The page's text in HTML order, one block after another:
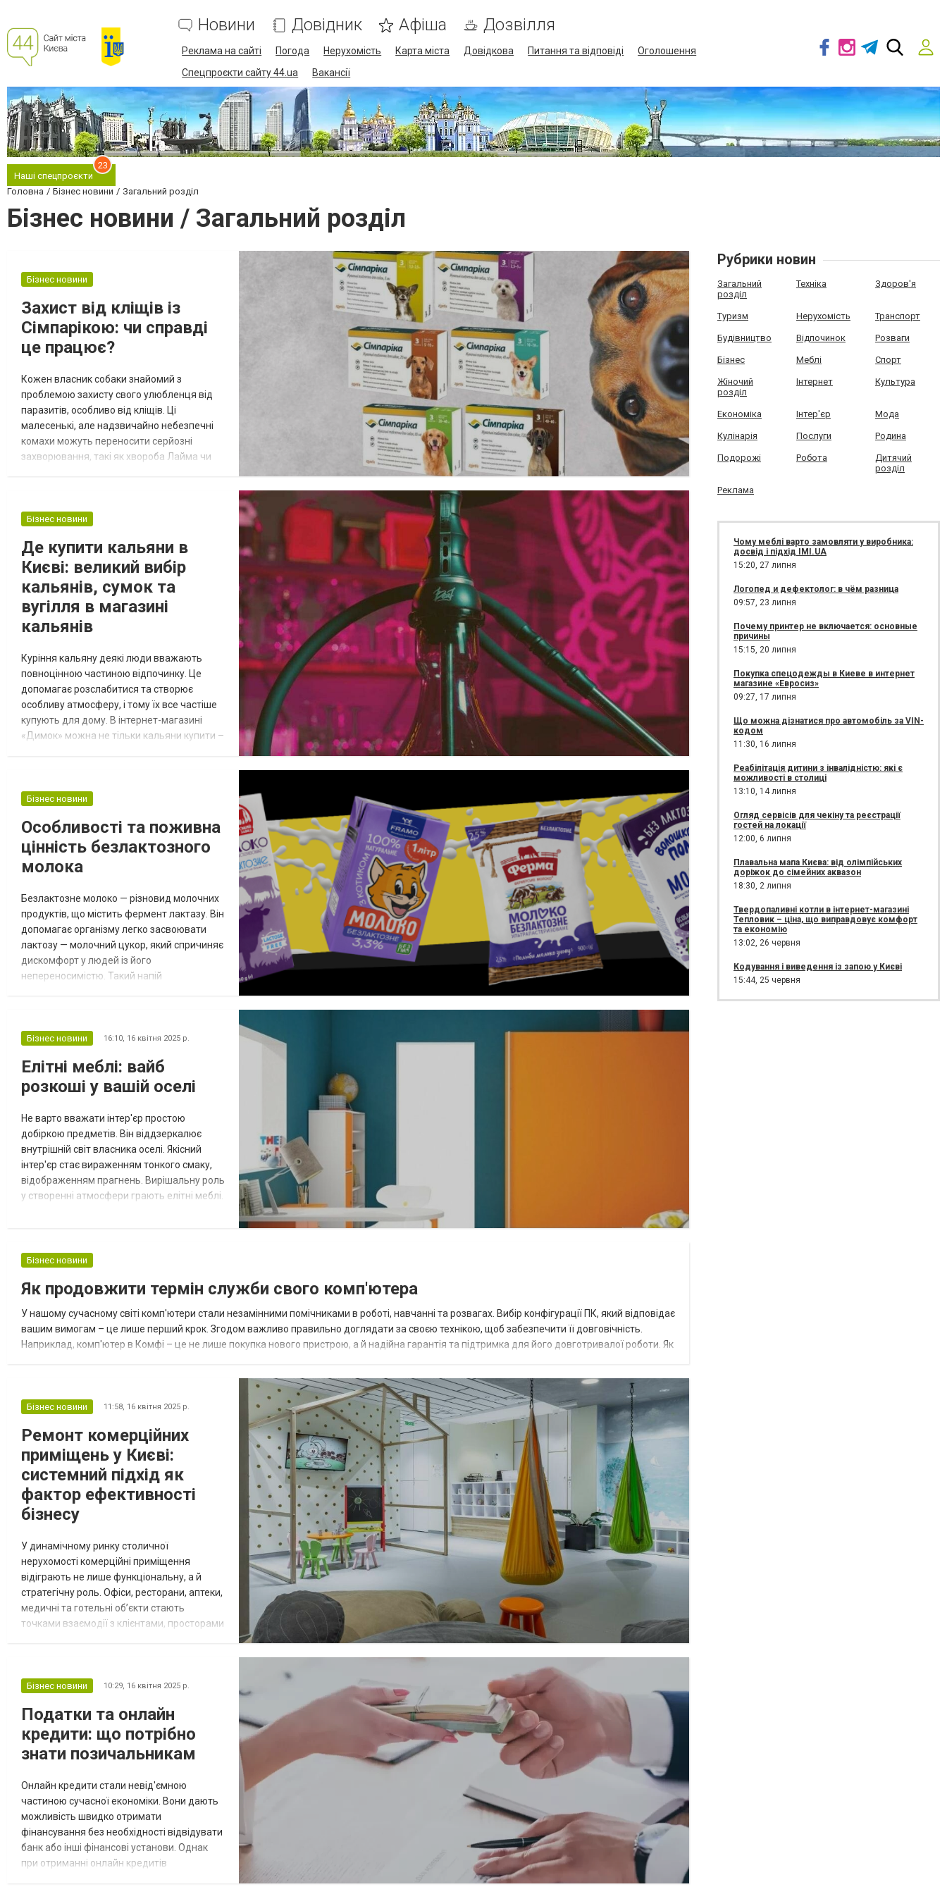
Новини Довідник Афіша Дозвілля
Реклама на сайті Погода Нерухомість Карта міста Довідкова Питання та відповіді
Оголошення
Спецпроєкти сайту 44.ua
Вакансії
Наші спецпроєкти
23
Головна Бізнес новини Загальний розділ
Бізнес новини / Загальний розділ
Бізнес новини
Захист від кліщів із
Сімпарікою: чи справді
це працює?
Кожен власник собаки знайомий з
проблемою захисту свого улюбленця від
паразитів, особливо від кліщів. Ці
малесенькі, але надзвичайно небезпечні
комахи можуть переносити серйозні
захворювання, такі як хвороба Лайма чи
для захисту від кліщів. Сімпаріка — це один
боротьби з паразитами у собак. Але ч...
Бізнес новини
Де купити кальяни в
Києві: великий вибір
кальянів, сумок та
вугілля в магазині
кальянів
Куріння кальяну деякі люди вважають
повноцінною частиною відпочинку. Це
допомагає розслабитися та створює
особливу атмосферу, і тому їх все частіше
купують для дому. В інтернет-магазині
«Димок» можна не тільки кальяни купити –
представлені кальяни від виробників з
користувачів пропонуються варіанти з
різних матеріа...
Бізнес новини
Особливості та поживна
цінність безлактозного
молока
Безлактозне молоко — різновид молочних
продуктів, що містить фермент лактазу. Він
допомагає організму легко засвоювати
лактозу — молочний цукор, який спричиняє
дискомфорт у людей із його
непереносимістю. Такий напій
альтернативу. Безлактозне молоко
для щоденного споживання не лише
людям із непереносимістю. Придбати т...
Бізнес новини 16:10, 16 квітня 2025 р.
Елітні меблі: вайб
розкоші у вашій оселі
Не варто вважати інтер'єр простою
добіркою предметів. Він віддзеркалює
внутрішній світ власника оселі. Якісний
інтер'єр стає вираженням тонкого смаку,
відображенням прагнень. Вирішальну роль
у створенні атмосфери грають елітні меблі.
вибір справжніх поціновувачів елегантної
Відмінність елітних мебл...
Бізнес новини
Як продовжити термін служби свого комп'ютера
У нашому сучасному світі комп'ютери стали незамінними помічниками в роботі, навчанні та розвагах. Вибір конфігурації ПК, який відповідає
вашим вимогам – це лише перший крок. Згодом важливо правильно доглядати за своєю технікою, щоб забезпечити її довговічність.
Наприклад, комп'ютер в Комфі – це не лише покупка нового пристрою, а й надійна гарантія та підтримка для його довготривалої роботи. Як
Бізнес новини 11:58, 16 квітня 2025 р.
Ремонт комерційних
приміщень у Києві:
системний підхід як
фактор ефективності
бізнесу
У динамічному ринку столичної
нерухомості комерційні приміщення
відіграють не лише функціональну, а й
стратегічну роль. Офіси, ресторани, аптеки,
медичні та готельні об’єкти стають
точками взаємодії з клієнтами, просторами
складова безпосередньо впливають на
процесів і фінансові показники компанії.
Ключові о...
Бізнес новини 10:29, 16 квітня 2025 р.
Податки та онлайн
кредити: що потрібно
знати позичальникам
Онлайн кредити стали невід'ємною
частиною сучасної економіки. Вони дають
можливість швидко отримати
фінансування без необхідності відвідувати
банк або інші фінансові установи. Однак
при отриманні онлайн кредитів
Рубрики новин
Загальний
розділ
Техніка Здоров'я
Туризм Нерухомість Транспорт
Будівництво Відпочинок Розваги
Бізнес Меблі Спорт
Жіночий
розділ
Інтернет Культура
Економіка Інтер'єр Мода
Кулінарія Послуги Родина
Подорожі Робота
Дитячий
розділ
Реклама
Чому меблі варто замовляти у виробника:
досвід і підхід IMI.UA
15:20, 27 липня
Логопед и дефектолог: в чём разница
09:57, 23 липня
Почему принтер не включается: основные
причины
15:15, 20 липня
Покупка спецодежды в Киеве в интернет
магазине «Евросиз»
09:27, 17 липня
Що можна дізнатися про автомобіль за VIN-
кодом
11:30, 16 липня
Реабілітація дитини з інвалідністю: які є
можливості в столиці
13:10, 14 липня
Огляд сервісів для чекіну та реєстрації
гостей на локації
12:00, 6 липня
Плавальна мапа Києва: від олімпійських
доріжок до сімейних аквазон
18:30, 2 липня
Твердопаливні котли в інтернет-магазині
Тепловик – ціна, що виправдовує комфорт
та економію
13:02, 26 червня
Кодування і виведення із запою у Києві
15:44, 25 червня